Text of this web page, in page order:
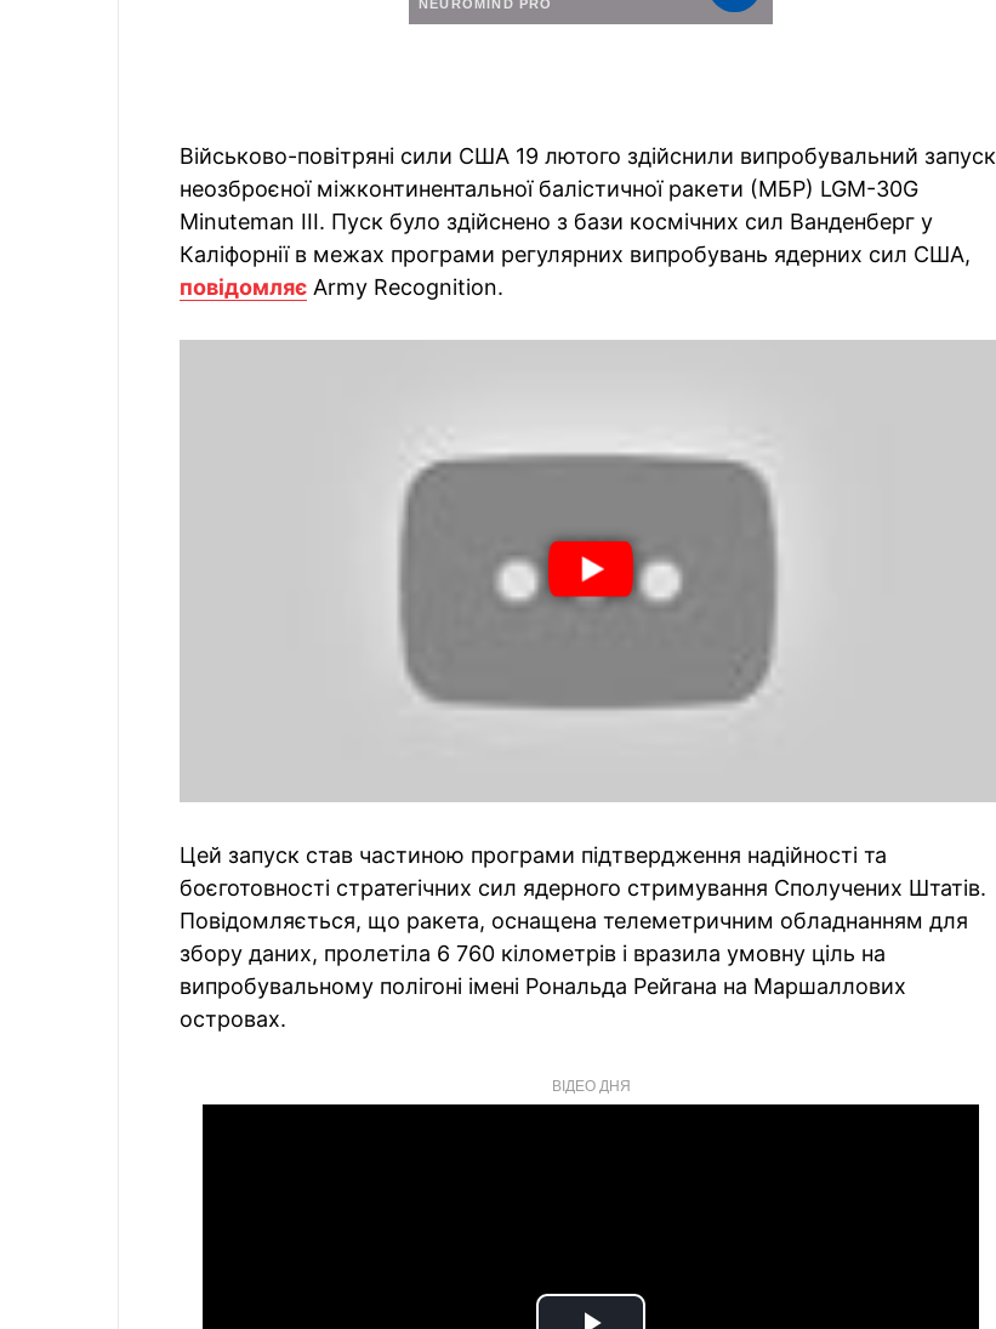
Військово-повітряні сили США 19 лютого здійснили випробувальний запуск
неозброєної міжконтинентальної балістичної ракети (МБР) LGM-30G
Minuteman III. Пуск було здійснено з бази космічних сил Ванденберг у
Каліфорнії в межах програми регулярних випробувань ядерних сил США,
повідомляє Army Recognition.
Цей запуск став частиною програми підтвердження надійності та
боєготовності стратегічних сил ядерного стримування Сполучених Штатів.
Повідомляється, що ракета, оснащена телеметричним обладнанням для
збору даних, пролетіла 6 760 кілометрів і вразила умовну ціль на
випробувальному полігоні імені Рональда Рейгана на Маршаллових
островах.
ВІДЕО ДНЯ